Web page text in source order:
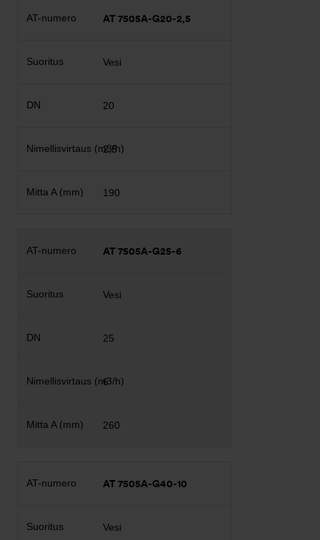
AT 7505A-G20-2,5
Vesi
20
2,5
190
AT 7505A-G25-6
Vesi
25
6
260
AT 7505A-G40-10
Vesi